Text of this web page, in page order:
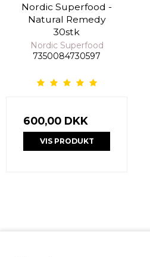
Nordic Superfood -
Natural Remedy
30stk
Nordic Superfood
7350084730597
600,00 DKK
VIS PRODUKT